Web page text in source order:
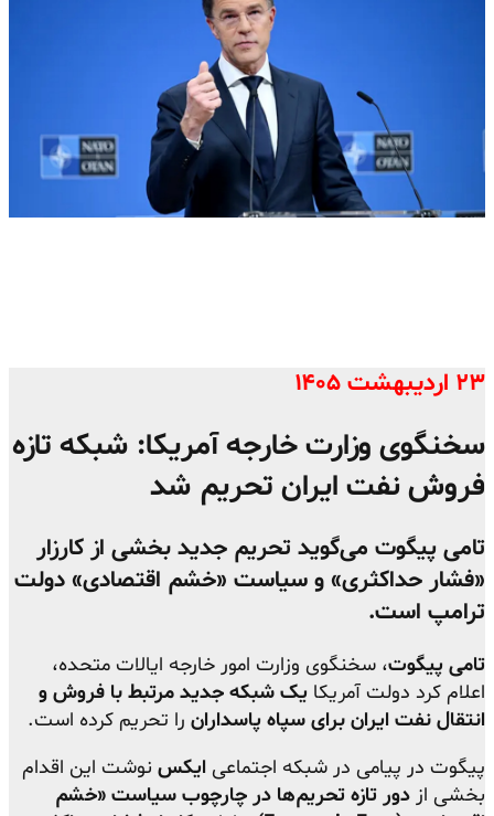
۲۳ اردیبهشت ۱۴۰۵
سخنگوی وزارت خارجه آمریکا: شبکه تازه
فروش نفت ایران تحریم شد
تامی پیگوت می‌گوید تحریم جدید بخشی از کارزار
«فشار حداکثری» و سیاست «خشم اقتصادی» دولت
ترامپ است.
تامی پیگوت، سخنگوی وزارت امور خارجه ایالات متحده،
اعلام کرد دولت آمریکا یک شبکه جدید مرتبط با فروش و
انتقال نفت ایران برای سپاه پاسداران را تحریم کرده است.
پیگوت در پیامی در شبکه اجتماعی ایکس نوشت این اقدام
بخشی از دور تازه تحریم‌ها در چارچوب سیاست «خشم